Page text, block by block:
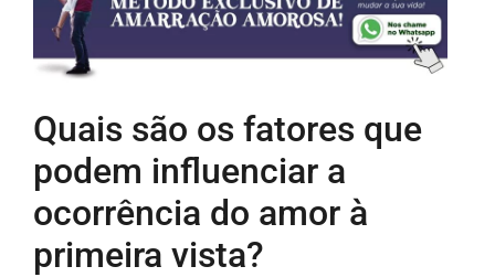
Quais são os fatores que
podem influenciar a
ocorrência do amor à
primeira vista?